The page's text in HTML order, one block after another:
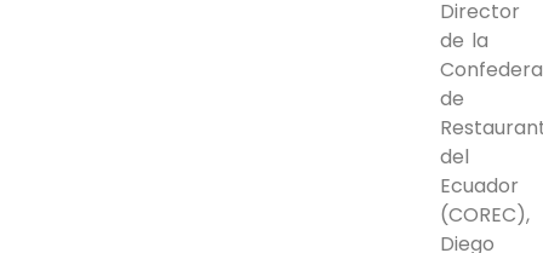
Director
de la
de
del
Ecuador
(COREC),
Diego